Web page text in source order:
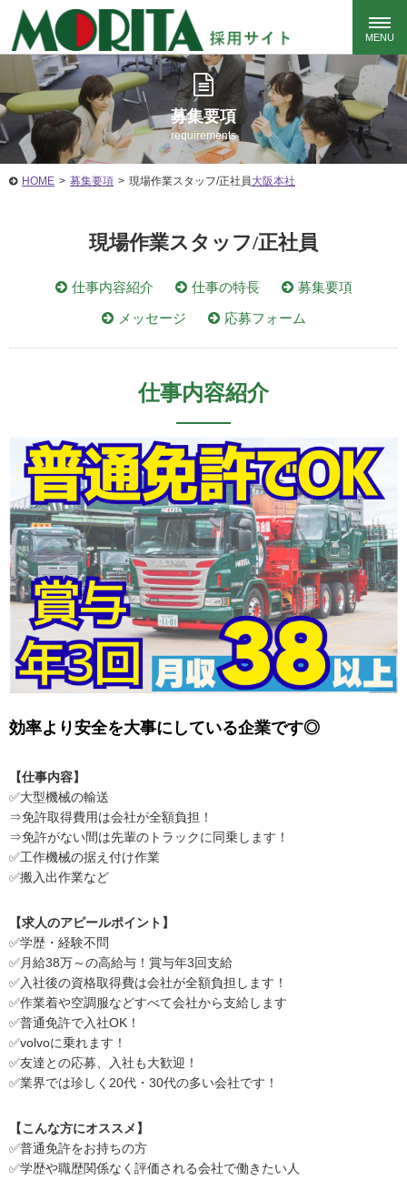
募集要項
requirements
HOME > 募集要項 > 大阪本社
現場作業スタッフ/正社員
現場作業スタッフ/正社員
仕事内容紹介 仕事の特長
募集要項
メッセージ
応募フォーム
仕事内容紹介
効率より安全を大事にしている企業です◎
【仕事内容】
✅大型機械の輸送
⇒免許取得費用は会社が全額負担！
⇒免許がない間は先輩のトラックに同乗します！
✅工作機械の据え付け作業
✅搬入出作業など
【求人のアピールポイント】
✅学歴・経験不問
✅月給38万～の高給与！賞与年3回支給
✅入社後の資格取得費は会社が全額負担します！
✅作業着や空調服などすべて会社から支給します
✅普通免許で入社OK！
✅volvoに乗れます！
✅友達との応募、入社も大歓迎！
✅業界では珍しく20代・30代の多い会社です！
【こんな方にオススメ】
✅普通免許をお持ちの方
✅学歴や職歴関係なく評価される会社で働きたい人